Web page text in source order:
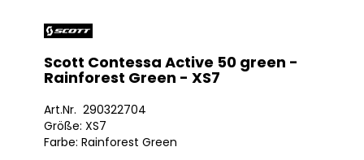
Scott Contessa Active 50 green -
Rainforest Green - XS7
Art.Nr. 290322704
Größe: XS7
Farbe: Rainforest Green